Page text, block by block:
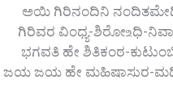
ಅಯಿ ಗಿರಿನಂದಿನಿ
ಗಿರಿವರ ವಿಂಧ್ಯ-ಶಿರೋ‌உಧಿ-
ಭಗವತಿ ಹೇ ಶಿತಿಕಂಠ-
ಜಯ ಜಯ ಹೇ ಮಹಿಷಾಸುರ-